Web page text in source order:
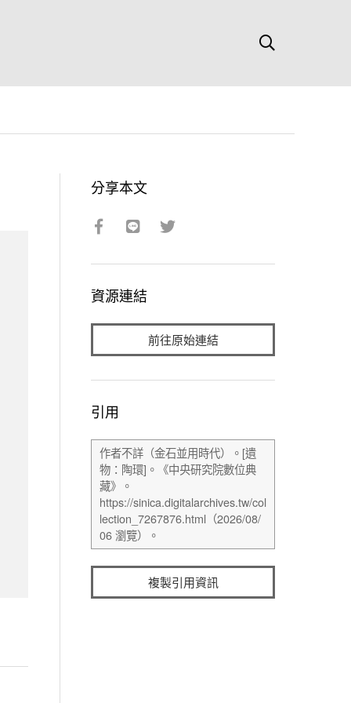
分享本文
資源連結
前往原始連結
引用
複製引用資訊